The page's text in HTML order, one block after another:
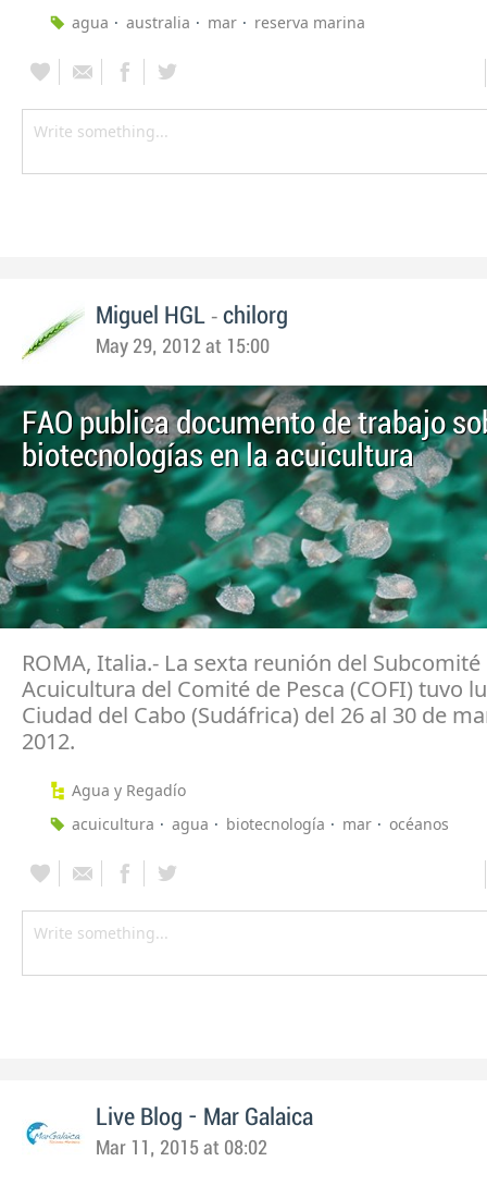
agua
australia mar reserva marina
Miguel HGL - chilorg
May 29, 2012 at 15:00
FAO publica documento de trabajo
biotecnologías en la acuicultura
ROMA, Italia.- La sexta reunión del Subcomité
Acuicultura del Comité de Pesca (COFI) tuvo
Ciudad del Cabo (Sudáfrica) del 26 al 30 de
2012.
Agua y Regadío
acuicultura
agua biotecnología mar océanos
Live Blog - Mar Galaica
Mar 11, 2015 at 08:02